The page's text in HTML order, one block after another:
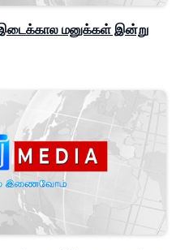
மனுக்கள் இன்று